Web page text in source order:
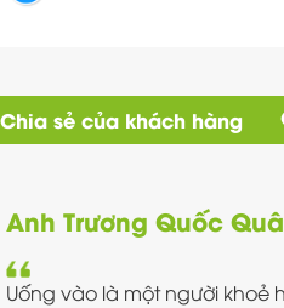
Chia sẻ của khách hàng
Anh Trương Quốc
Uống vào là một người khoẻ